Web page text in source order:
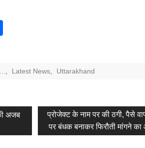
Latest News Uttarakhand
अजब
Next
post:
प्रोजेक्ट के नाम पर की ठगी, पैसे
पर बंधक बनाकर फिरौती मांगने का